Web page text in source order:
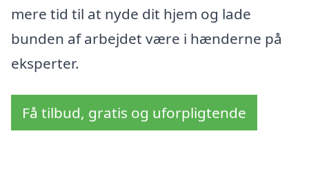
mere tid til at nyde dit hjem og lade
bunden af arbejdet være i hænderne på
eksperter.
Få tilbud, gratis og uforpligtende